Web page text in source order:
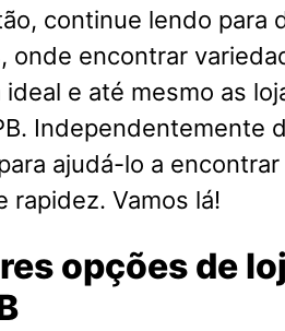
continue lendo para
onde encontrar
ideal e até mesmo as
Independentemente
ajudá-lo a
rapidez. Vamos lá!
opções de